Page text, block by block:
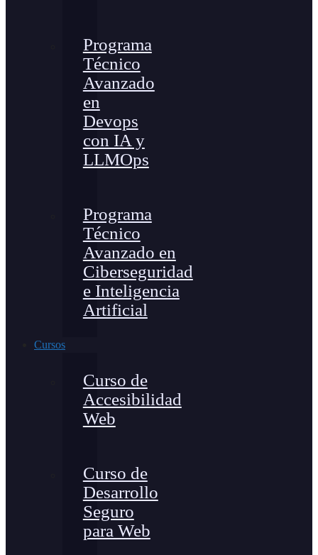
Programa
Técnico
Avanzado
en
Devops
con IA y
LLMOps
Programa
Técnico
Avanzado en
Ciberseguridad
e Inteligencia
Artificial
Cursos
Curso de
Accesibilidad
Web
Curso de
Desarrollo
Seguro
para Web